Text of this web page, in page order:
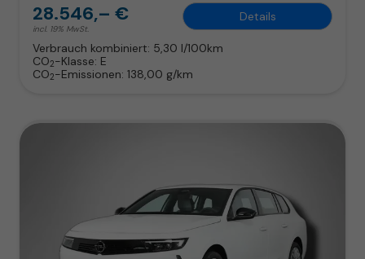
28.546,– €
incl. 19% MwSt.
Details
Verbrauch kombiniert: 5,30 l/100km
CO2-Klasse: E
CO2-Emissionen: 138,00 g/km